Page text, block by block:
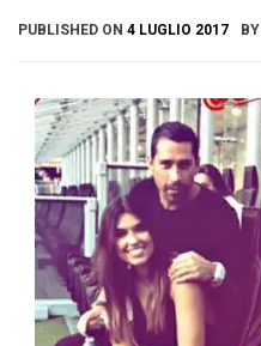
PUBLISHED ON 4 LUGLIO 2017 BY